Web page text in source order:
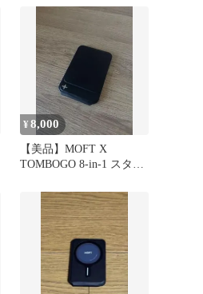
ウン
¥8,000
【美品】MOFT X
TOMBOGO 8-in-1 スタン